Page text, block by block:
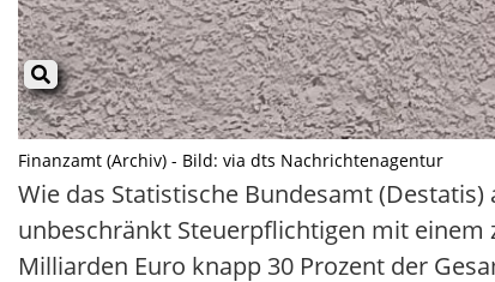
Finanzamt (Archiv) - Bild: via dts Nachrichtenagentur
Wie das Statistische Bundesamt
unbeschränkt Steuerpflichtigen mit einem
Milliarden Euro knapp 30 Prozent der